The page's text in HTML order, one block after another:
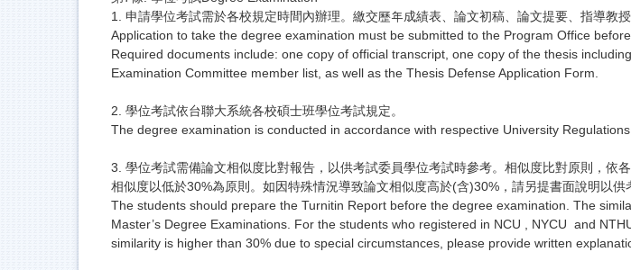
1. 申請學位考試需於各校規定時間內辦理。繳交歷年成績表、論文初稿、論文提要、指導教
Application to take the degree examination must be submitted to the Program Office
Required documents include: one copy of official transcript, one copy of the thesis
Examination Committee member list, as well as the Thesis Defense Application Form.
2. 學位考試依台聯大系統各校碩士班學位考試規定。
The degree examination is conducted in accordance with respective University
3. 學位考試需備論文相似度比對報告，以供考試委員學位考試時參考。 相似度比對原則，依
相似度以低於30%為原則。 如因特殊情況導致論文相似度高於(含)30%， 請另提書面說明以供
The students should prepare the Turnitin Report before the degree examination. The
Master’s Degree Examinations. For the students who registered in NCU , NYCU and
similarity is higher than 30% due to special circumstances, please provide written